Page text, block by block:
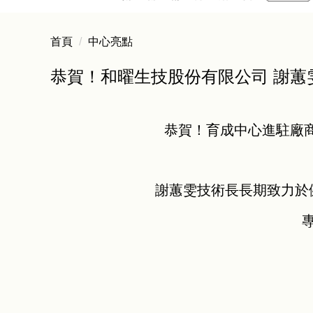
首頁 中心亮點
恭賀！和曜生技股份有限公司 謝
恭賀！育成中心進駐廠
謝蕙雯技術長長期致力